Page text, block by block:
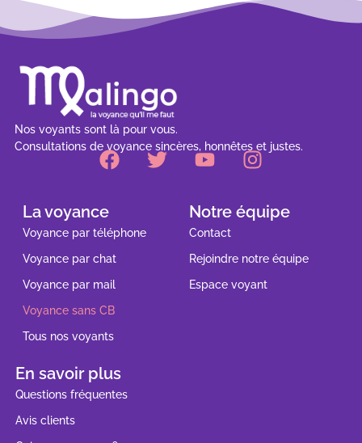
Nos voyants sont là pour vous.
Consultations de voyance sincères, honnêtes et justes.
La voyance
Voyance par téléphone
Voyance par chat
Voyance par mail
Voyance sans CB
Tous nos voyants
Notre équipe
Contact
Rejoindre notre équipe
Espace voyant
En savoir plus
Questions fréquentes
Avis clients